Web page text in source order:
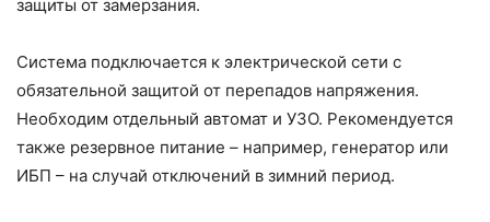
защиты от замерзания.
Система подключается к электрической сети с
обязательной защитой от перепадов напряжения.
Необходим отдельный автомат и УЗО. Рекомендуется
также резервное питание – например, генератор или
ИБП – на случай отключений в зимний период.